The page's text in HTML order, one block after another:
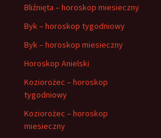
Bliźnięta – horoskop miesieczny
Byk – horoskop tygodniowy
Byk – horoskop miesieczny
Horoskop Anielski
Koziorożec – horoskop
tygodniowy
Koziorożec – horoskop
miesieczny